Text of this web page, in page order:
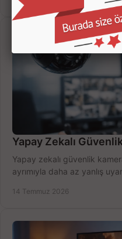
Yapay Zekalı
Yapay zekalı güvenlik
ayrımıyla daha az yanlış
14 Temmuz 2026